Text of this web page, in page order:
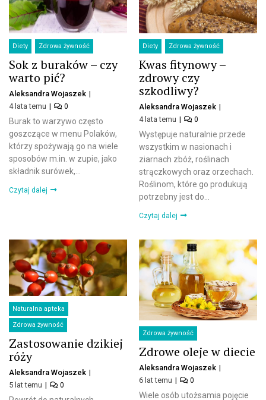
Diety Zdrowa żywność
Sok z buraków – czy
warto pić?
Aleksandra Wojaszek
4 lata temu
0
Burak to warzywo często
goszczące w menu Polaków,
którzy spożywają go na wiele
sposobów m.in. w zupie, jako
składnik surówek,...
Czytaj dalej
Diety Zdrowa żywność
Kwas fitynowy –
zdrowy czy
szkodliwy?
Aleksandra Wojaszek
4 lata temu
0
Występuje naturalnie przede
wszystkim w nasionach i
ziarnach zbóż, roślinach
strączkowych oraz orzechach.
Roślinom, które go produkują
potrzebny jest do...
Czytaj dalej
Naturalna apteka
Zdrowa żywność
Zastosowanie dzikiej
róży
Aleksandra Wojaszek
5 lat temu
0
Zdrowa żywność
Zdrowe oleje w diecie
Aleksandra Wojaszek
6 lat temu
0
Wiele osób utożsamia pojęcie